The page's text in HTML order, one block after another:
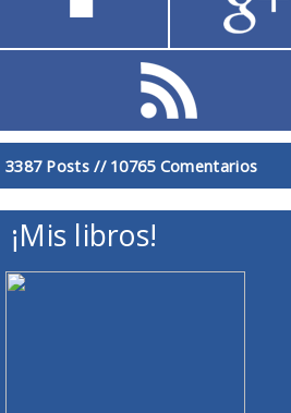
3387 Posts // 10765 Comentarios
¡Mis libros!